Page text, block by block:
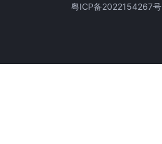
粤ICP备2022154267号